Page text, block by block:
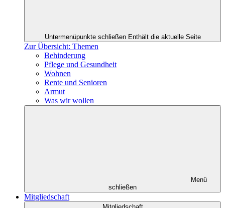
Untermenüpunkte schließen Enthält die aktuelle Seite
Zur Übersicht: Themen
Behinderung
Pflege und Gesundheit
Wohnen
Rente und Senioren
Armut
Was wir wollen
Menü
schließen
Mitgliedschaft